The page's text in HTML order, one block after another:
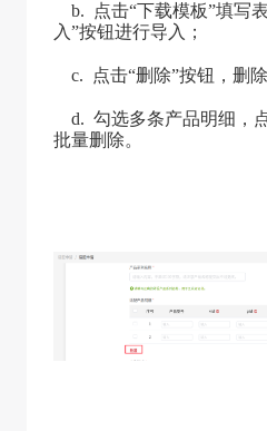
b. 点击“下载模板”填写
入”按钮进行导入；
c. 点击“删除”按钮，删除
d. 勾选多条产品明细，
批量删除。